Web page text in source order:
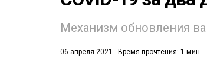
Механизм обновления
06 апреля 2021 Время прочтения: 1 мин.